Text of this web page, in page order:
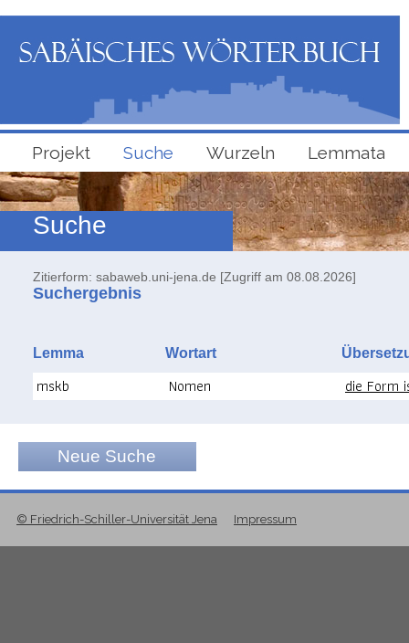
Projekt Suche Wurzeln Lemmata
Suche
Zitierform: sabaweb.uni-jena.de [Zugriff am 08.08.2026]
Suchergebnis
Lemma Wortart
mskb Nomen die Form
Neue Suche
© Friedrich-Schiller-Universität Jena Impressum